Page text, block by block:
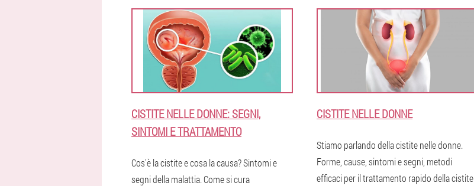
CISTITE NELLE DONNE: SEGNI,
SINTOMI E TRATTAMENTO
Cos'è la cistite e cosa la causa? Sintomi e
segni della malattia. Come si cura
CISTITE NELLE DONNE
Stiamo parlando della cistite nelle donne.
Forme, cause, sintomi e segni, metodi
efficaci per il trattamento rapido della cistite